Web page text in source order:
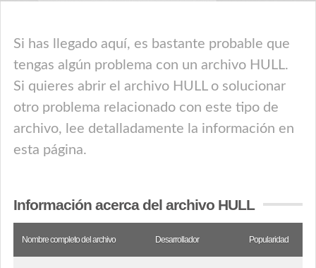
Si has llegado aquí, es bastante probable que
tengas algún problema con un archivo HULL.
Si quieres abrir el archivo HULL o solucionar
otro problema relacionado con este tipo de
archivo, lee detalladamente la información en
esta página.
Información acerca del archivo HULL
Nombre completo del archivo Desarrollador Popularidad